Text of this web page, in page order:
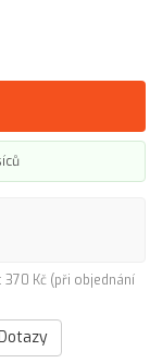
370 Kč (při objednání